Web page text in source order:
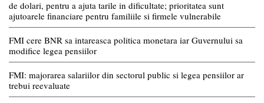
de dolari, pentru a ajuta tarile in dificultate; prioritatea sunt
ajutoarele financiare pentru familiile si firmele vulnerabile
FMI cere BNR sa intareasca politica monetara iar Guvernului sa
modifice legea pensiilor
FMI: majorarea salariilor din sectorul public si legea pensiilor ar
trebui reevaluate